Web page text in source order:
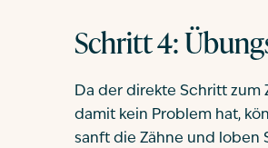
Schritt 4:
Da der direkte Schritt zum
damit kein Problem hat,
sanft die Zähne und loben